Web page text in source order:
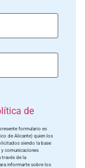
de
formulario es
de Alicante) quien los
siendo la base
comunicaciones
través de la
informarte sobre los